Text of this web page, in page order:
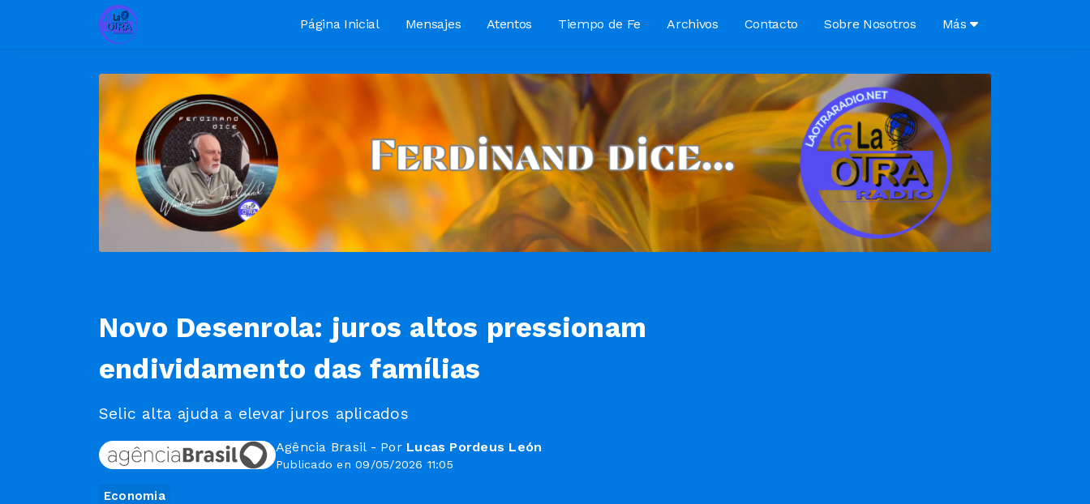
Página Inicial Mensajes Atentos Tiempo de Fe Archivos Contacto Sobre Nosotros Más
Novo Desenrola: juros altos pressionam
endividamento das famílias
Selic alta ajuda a elevar juros aplicados
Agência Brasil - Por Lucas Pordeus León
Publicado en 09/05/2026 11:05
Economia